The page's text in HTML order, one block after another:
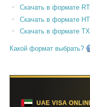
Скачать в формате
Скачать в формате
Скачать в формате
Какой формат выбрать?